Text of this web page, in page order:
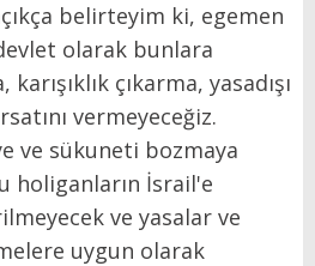
belirteyim ki, egemen
olarak bunlara
çıkarma, yasadışı
vermeyeceğiz.
ve sükuneti bozmaya
holiganların İsrail'e
ve yasalar ve
uygun olarak